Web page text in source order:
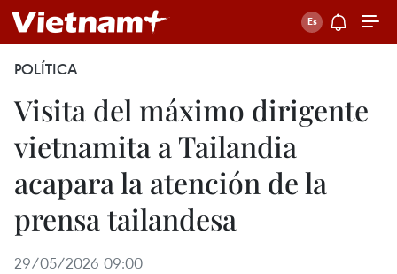
POLÍTICA
Visita del máximo dirigente
vietnamita a Tailandia
acapara la atención de la
prensa tailandesa
29/05/2026 09:00